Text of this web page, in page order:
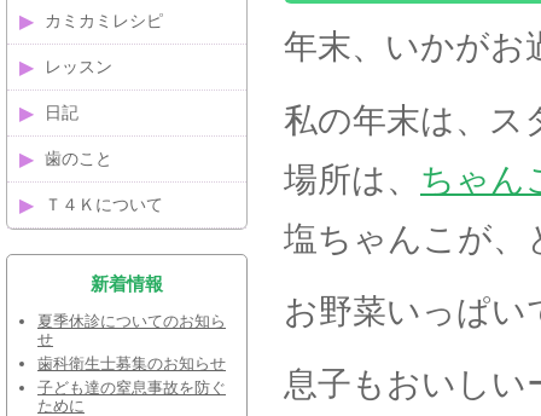
年末、いかがお
私の年末は、ス
場所は、 ちゃん
塩ちゃんこが、
お野菜いっぱい
息子もおいしい
カミカミレシピ
レッスン
日記
歯のこと
Ｔ４Ｋについて
新着情報
夏季休診についてのお知ら
せ
歯科衛生士募集のお知らせ
子ども達の窒息事故を防ぐ
ために